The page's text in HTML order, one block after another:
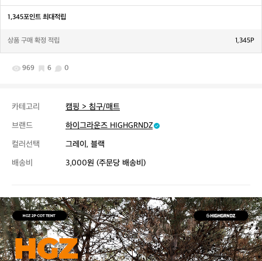
1,345포인트 최대적립
상품 구매 확정 적립 1,345P
969 6 0
카테고리
캠핑 > 침구/매트
브랜드
하이그라운즈 HIGHGRNDZ
컬러선택
그레이, 블랙
배송비
3,000원 (주문당 배송비)